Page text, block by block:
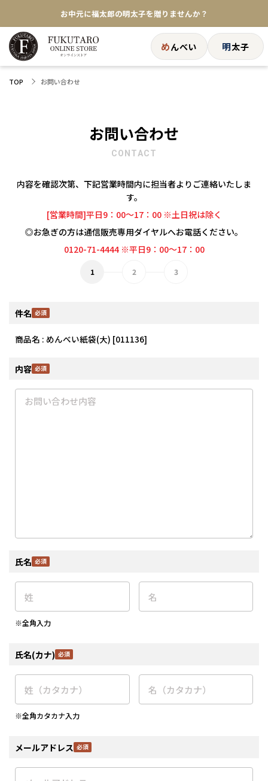
お中元に福太郎の明太子を贈りませんか？
★めんべい25周年記念商品が登場★
【色々な味を試したい方へ】ポストイン！めんべい
めんべい 明太子
TOP お問い合わせ
お問い合わせ
CONTACT
内容を確認次第、下記営業時間内に担当者よりご連絡いたしま
す。
[営業時間]平日9：00～17：00 ※土日祝は除く
◎お急ぎの方は通信販売専用ダイヤルへお電話ください。
0120-71-4444 ※平日9：00～17：00
件名
商品名 : めんべい紙袋(大) [011136]
内容
氏名
※全角入力
氏名(カナ)
※全角カタカナ入力
メールアドレス